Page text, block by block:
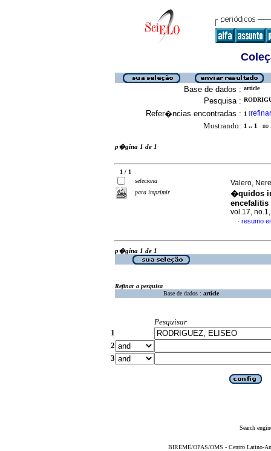
Base de dados : article
Pesquisa :
Refer�ncias encontradas : 1 [refinar
Mostrando: 1 .. 1 no
p�gina 1 de 1
1 / 1
seleciona
para imprimir
Valero,
�quidos
encefalitis
vol.17,
· resumo
p�gina 1 de 1
Refinar a pesquisa
Base de dados : article
Pesquisar
1
2
3
Search
BIREME/OPAS/OMS - Centro Latino-